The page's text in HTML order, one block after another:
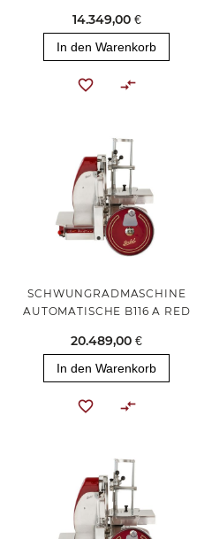
14.349,00 €
In den Warenkorb
SCHWUNGRADMASCHINE
AUTOMATISCHE B116 A RED
20.489,00 €
In den Warenkorb